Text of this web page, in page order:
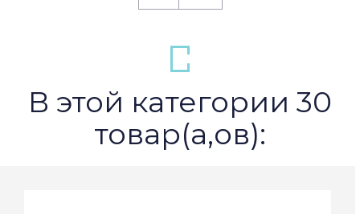
В этой категории 30
товар(а,ов):